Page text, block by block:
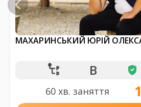
МАХАРИНСЬКИЙ ЮРІЙ
B
60 хв. заняття